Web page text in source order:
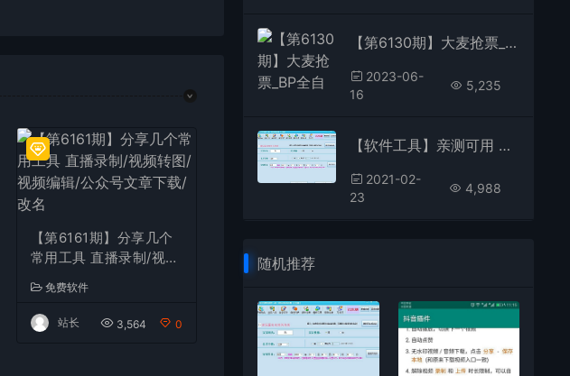
【第6161期】分享几个
常用工具 直播录制/视频
章下载/改名
免费软件
站长 3,564 0
【第6130期】大麦抢票_BP全自动抢购软_操作教程+注意事项（6.14更新）
2023-06-
16
5,235
【软件工具】亲测可用 最新某宝卖的宝宝取名软件已注册版
2021-02-
23
4,988
随机推荐